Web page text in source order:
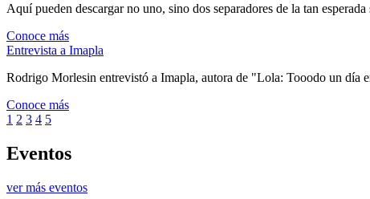
Aquí pueden descargar no uno, sino dos separadores de la tan
Conoce más
Entrevista a Imapla
Rodrigo Morlesin entrevistó a Imapla, autora de "Lola: Tooodo un día
Conoce más
1 2 3 4 5
Eventos
ver más eventos